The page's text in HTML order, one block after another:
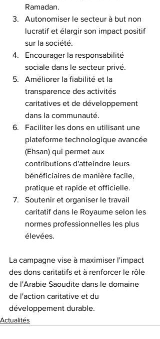
Ramadan.
Autonomiser le secteur à but non
lucratif et élargir son impact positif
sur la société.
Encourager la responsabilité
sociale dans le secteur privé.
Améliorer la fiabilité et la
transparence des activités
caritatives et de développement
dans la communauté.
Faciliter les dons en utilisant une
plateforme technologique avancée
(Ehsan) qui permet aux
contributions d'atteindre leurs
bénéficiaires de manière facile,
pratique et rapide et officielle.
Soutenir et organiser le travail
caritatif dans le Royaume selon les
normes professionnelles les plus
élevées.
La campagne vise à maximiser l'impact
des dons caritatifs et à renforcer le rôle
de l'Arabie Saoudite dans le domaine
de l'action caritative et du
développement durable.
Actualités